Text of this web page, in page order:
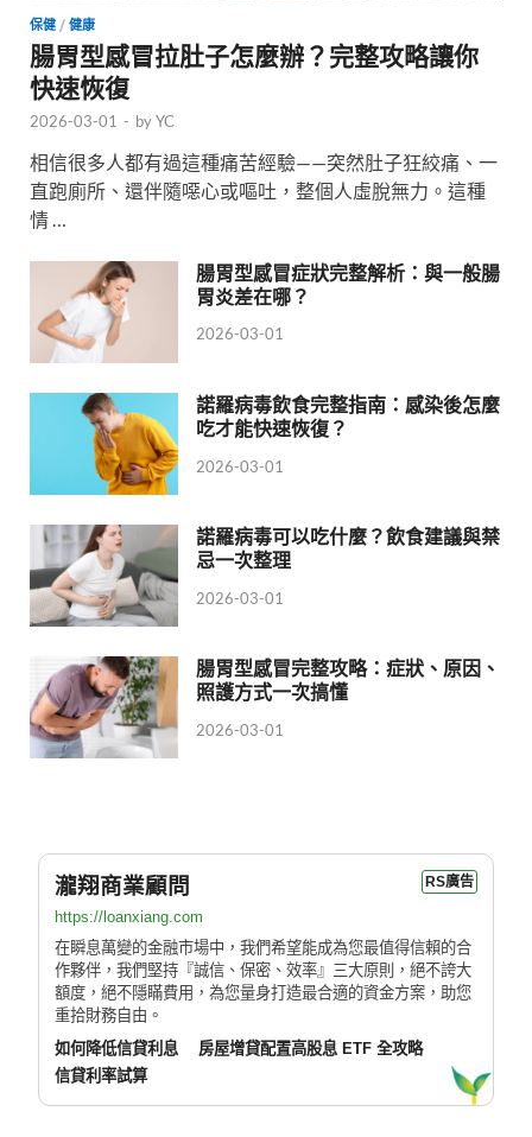
保健 / 健康
腸胃型感冒拉肚子怎麼辦？完整攻略讓你
快速恢復
2026-03-01 - byYC
相信很多人都有過這種痛苦經驗——突然肚子狂絞痛、一
直跑廁所、還伴隨噁心或嘔吐，整個人虛脫無力。這種
情 …
腸胃型感冒症狀完整解析：與一般腸
胃炎差在哪？
2026-03-01
諾羅病毒飲食完整指南：感染後怎麼
吃才能快速恢復？
2026-03-01
諾羅病毒可以吃什麼？飲食建議與禁
忌一次整理
2026-03-01
腸胃型感冒完整攻略：症狀、原因、
照護方式一次搞懂
2026-03-01
瀧翔商業顧問 RS廣告
https://loanxiang.com
在瞬息萬變的金融市場中，我們希望能成為您最值得信賴的合
作夥伴，我們堅持『誠信、保密、效率』三大原則，絕不誇大
額度，絕不隱瞞費用，為您量身打造最合適的資金方案，助您
重拾財務自由。
如何降低信貸利息
房屋增貸配置高股息 ETF 全攻略
信貸利率試算